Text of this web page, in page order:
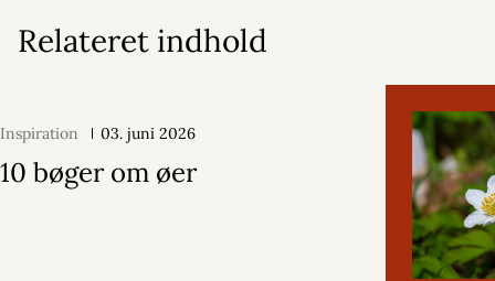
Relateret indhold
Inspiration 03. juni 2026
10 bøger om øer